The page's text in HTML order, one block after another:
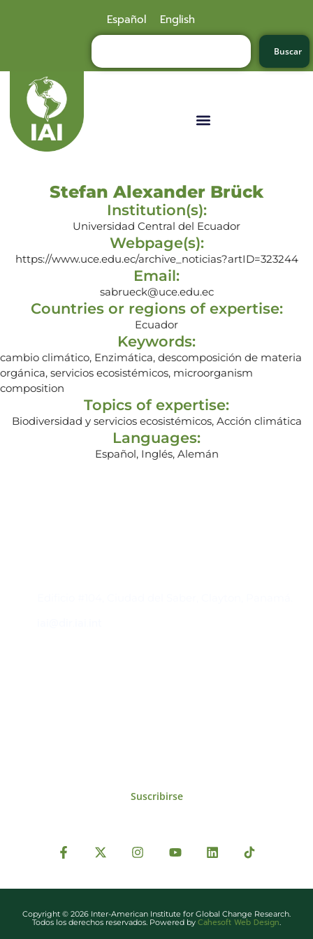
Español English
Buscar
Stefan Alexander Brück
Institution(s):
Universidad Central del Ecuador
Webpage(s):
https://www.uce.edu.ec/archive_noticias?artID=323244
Email:
sabrueck@uce.edu.ec
Countries or regions of expertise:
Ecuador
Keywords:
cambio climático, Enzimática, descomposición de materia
orgánica, servicios ecosistémicos, microorganism
composition
Topics of expertise:
Biodiversidad y servicios ecosistémicos, Acción climática
Languages:
Español, Inglés, Alemán
Suscribirse
Copyright © 2026 Inter-American Institute for Global Change Research.
Todos los derechos reservados. Powered by Cahesoft Web Design